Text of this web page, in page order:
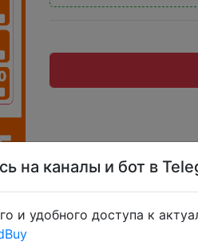
$68 (промокод
EXPUA35, BUSY35,
на каналы и бот в
и удобного доступа к